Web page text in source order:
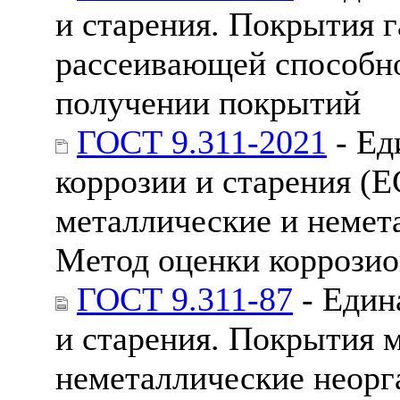
и старения. Покрытия
рассеивающей
получении покрытий
ГОСТ 9.311-2021 -
коррозии и старения
металлические и
Метод оценки
ГОСТ 9.311-87 -
и старения. Покрытия
неметаллические